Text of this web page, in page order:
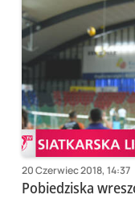
20 Czerwiec 2018, 14:37
Pobiedziska